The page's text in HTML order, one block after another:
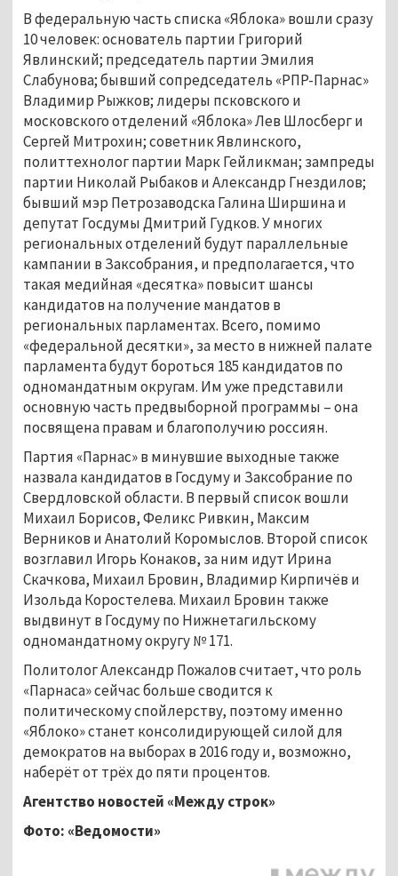
В федеральную часть списка «Яблока» вошли сразу
10 человек: основатель партии Григорий
Явлинский; председатель партии Эмилия
Слабунова; бывший сопредседатель «РПР-Парнас»
Владимир Рыжков; лидеры псковского и
московского отделений «Яблока» Лев Шлосберг и
Сергей Митрохин; советник Явлинского,
политтехнолог партии Марк Гейликман; зампреды
партии Николай Рыбаков и Александр Гнездилов;
бывший мэр Петрозаводска Галина Ширшина и
депутат Госдумы Дмитрий Гудков. У многих
региональных отделений будут параллельные
кампании в Заксобрания, и предполагается, что
такая медийная «десятка» повысит шансы
кандидатов на получение мандатов в
региональных парламентах. Всего, помимо
«федеральной десятки», за место в нижней палате
парламента будут бороться 185 кандидатов по
одномандатным округам. Им уже представили
основную часть предвыборной программы – она
посвящена правам и благополучию россиян.
Партия «Парнас» в минувшие выходные также
назвала кандидатов в Госдуму и Заксобрание по
Свердловской области. В первый список вошли
Михаил Борисов, Феликс Ривкин, Максим
Верников и Анатолий Коромыслов. Второй список
возглавил Игорь Конаков, за ним идут Ирина
Скачкова, Михаил Бровин, Владимир Кирпичёв и
Изольда Коростелева. Михаил Бровин также
выдвинут в Госдуму по Нижнетагильскому
одномандатному округу № 171.
Политолог Александр Пожалов считает, что роль
«Парнаса» сейчас больше сводится к
политическому спойлерству, поэтому именно
«Яблоко» станет консолидирующей силой для
демократов на выборах в 2016 году и, возможно,
наберёт от трёх до пяти процентов.
Агентство новостей «Между строк»
Фото: «Ведомости»